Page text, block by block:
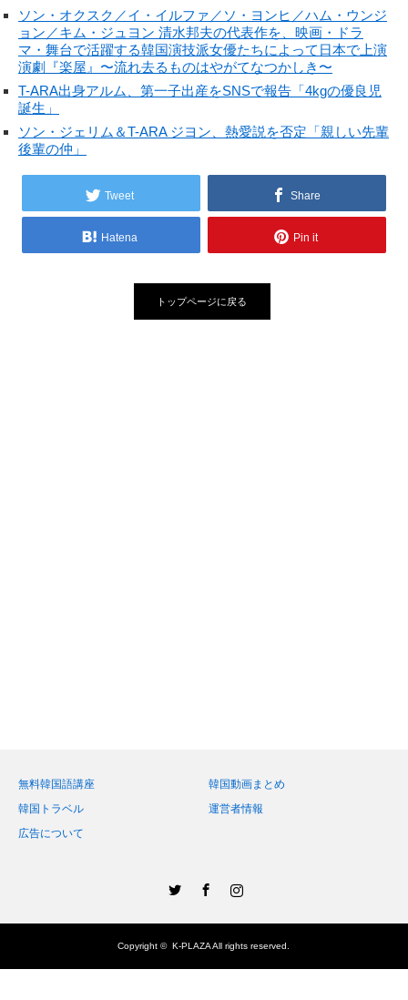
ソン・オクスク／イ・イルファ／ソ・ヨンヒ／ハム・ウンジ
ョン／キム・ジュヨン 清水邦夫の代表作を、映画・ドラ
マ・舞台で活躍する韓国演技派女優たちによって日本で上演
演劇『楽屋』〜流れ去るものはやがてなつかしき〜
T-ARA出身アルム、第一子出産をSNSで報告「4kgの優良児
誕生」
ソン・ジェリム＆T-ARA ジヨン、熱愛説を否定「親しい先輩
後輩の仲」
Tweet Share
Hatena Pin it
トップページに戻る
無料韓国語講座
韓国動画まとめ
韓国トラベル
運営者情報
広告について
Copyright ©K-PLAZAAll rights reserved.